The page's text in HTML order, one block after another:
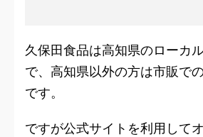
久保田食品は高知県のローカ
で、高知県以外の方は市販で
です。
ですが公式サイトを利用して